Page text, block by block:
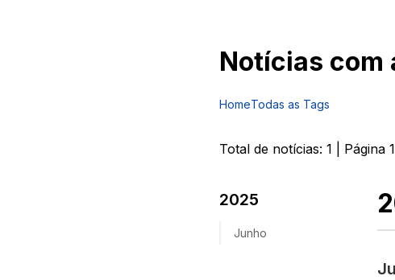
Notícias com
HomeTodas as Tags
Total de notícias: 1 | Página 1
2025
Junho